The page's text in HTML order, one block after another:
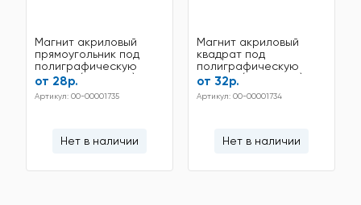
Магнит акриловый
прямоугольник под
полиграфическую
вставку (105*70мм)
от 28р.
Артикул: 00-00001735
Нет в наличии
Магнит акриловый
квадрат под
полиграфическую
вставку (100*100мм)
от 32р.
Артикул: 00-00001734
Нет в наличии